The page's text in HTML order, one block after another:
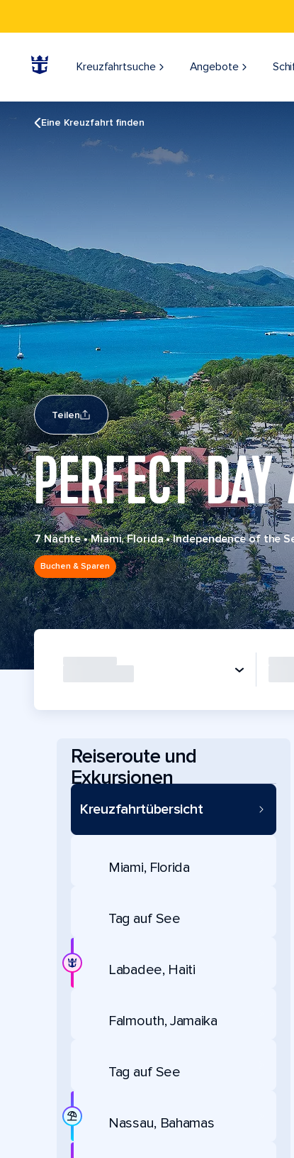
Kreuzfahrtsuche Angebote
Eine Kreuzfahrt finden
Teilen
PERFECT
7 Nächte•Miami, Florida•Independence of the
Buchen & Sparen
Reiseroute und
Exkursionen
Kreuzfahrtübersicht
Miami, Florida
Tag auf See
Labadee, Haiti
Falmouth, Jamaika
Tag auf See
Nassau, Bahamas